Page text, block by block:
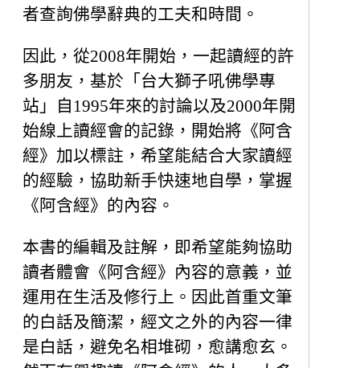
者查詢佛學辭典的工夫和時間。
因此，從2008年開始，一起讀經的許
多朋友，基於「台大獅子吼佛學專
站」自1995年來的討論以及2000年開
始線上讀經會的記錄，開始將《阿含
經》加以標註，希望能結合大家讀經
的經驗，協助新手快速地自學，掌握
《阿含經》的內容。
本書的編輯及註解，即希望能夠協助
讀者體會《阿含經》內容的意義，並
運用在生活及修行上。因此首重文筆
的白話及簡潔，經文之外的內容一律
是白話，避免名相堆砌，愈講愈玄。